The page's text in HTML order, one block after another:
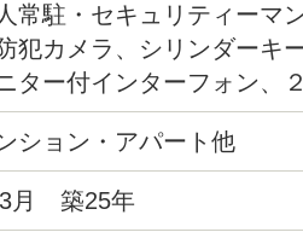
常駐・セキュリティー
犯カメラ、シリンダーキ
ター付インターフォン、
給湯、バストイレ別、洗
ションフロア、各居室照
ーズボックス、エレベー
置場、駐輪場、地上デジ
ション・アパート他
3月 築25年